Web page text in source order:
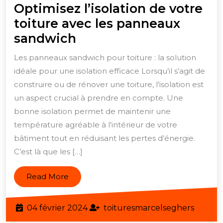
Optimisez l’isolation de votre
toiture avec les panneaux
sandwich
l’isolation
de
votre
toiture
avec
les
panneaux
sandwich
Les panneaux sandwich pour toiture : la solution
idéale pour une isolation efficace Lorsqu’il s’agit de
construire ou de rénover une toiture, l’isolation est
un aspect crucial à prendre en compte. Une
bonne isolation permet de maintenir une
température agréable à l’intérieur de votre
bâtiment tout en réduisant les pertes d’énergie.
C’est là que les […]
Read More Read
More
04 février 202404
février
toituresmarcelseghers